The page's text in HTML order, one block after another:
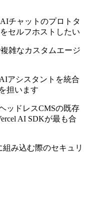
チャットのプロトタ
セルフホストしたい
複雑なカスタムエージ
アシスタントを統合
担います
ッドレスCMSの既存
AI SDKが最も合
み込む際のセキュリ